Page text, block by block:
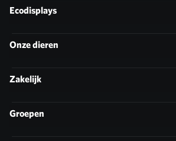
Ecodisplays
Onze dieren
Zakelijk
Groepen